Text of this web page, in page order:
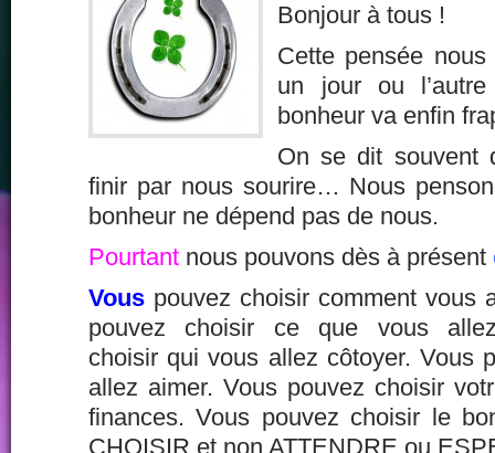
Bonjour à tous !
Cette pensée nous
un jour ou
bonheur va enfin
On se dit souvent
finir par nous sourire… Nous
bonheur ne dépend pas de nous.
Pourtant nous pouvons dès à présent
Vous pouvez choisir comment vous
pouvez choisir ce que vous
choisir qui vous allez côtoyer. Vous
allez aimer. Vous pouvez choisir
finances. Vous pouvez choisir le
CHOISIR et non ATTENDRE ou